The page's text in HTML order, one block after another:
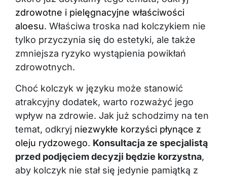
zdrowotne i pielęgnacyjne właściwości
aloesu . Właściwa troska nad kolczykiem nie
tylko przyczynia się do estetyki, ale także
zmniejsza ryzyko wystąpienia powikłań
zdrowotnych.
Choć kolczyk w języku może stanowić
atrakcyjny dodatek, warto rozważyć jego
wpływ na zdrowie. Jak już schodzimy na ten
temat, odkryj niezwykłe korzyści płynące z
oleju rydzowego
Konsultacja ze specjalistą
przed podjęciem decyzji będzie korzystna
aby kolczyk nie stał się jedynie pamiątką z